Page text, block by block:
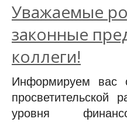
Уважаемые
законные
коллеги!
Информируем вас
уровня